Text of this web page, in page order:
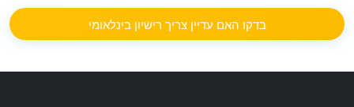
בדקו האם עדיין צריך רישיון בינלאומי